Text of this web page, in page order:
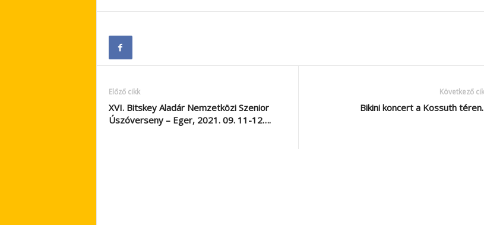
Előző cikk
XVI. Bitskey Aladár Nemzetközi Szenior
Úszóverseny – Eger, 2021. 09. 11-12….
Következő
Bikini koncert a Kossuth